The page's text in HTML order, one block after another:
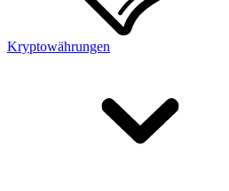
Kryptowährungen